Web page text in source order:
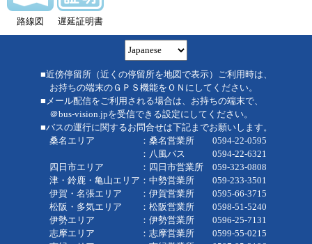
路線図 遅延証明書
■近傍停留所（近くの停留所を地図で表示）ご利用時は、
お持ちの端末のＧＰＳ機能をＯＮにしてください。
■メール配信をご利用される場合は、お持ちの端末で、
＠bus-vision.jpを受信できる設定にしてください。
■バスの運行に関するお問合せは下記までお願いします。
桑名エリア ：桑名営業所 0594-22-0595
：八風バス 0594-22-6321
四日市エリア ：四日市営業所 059-323-0808
津・鈴鹿・亀山エリア：中勢営業所 059-233-3501
伊賀・名張エリア ：伊賀営業所 0595-66-3715
松阪・多気エリア ：松阪営業所 0598-51-5240
伊勢エリア ：伊勢営業所 0596-25-7131
志摩エリア ：志摩営業所 0599-55-0215